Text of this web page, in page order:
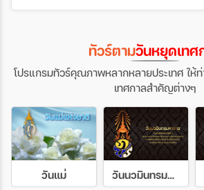
ทัวร์ตามวันหยุดเทศ
โปรแกรมทัวร์คุณภาพหลากหลายประเทศ ให้
เทศกาลสำคัญต่างๆ
วันแม่ วันนวมินทรมหาราช